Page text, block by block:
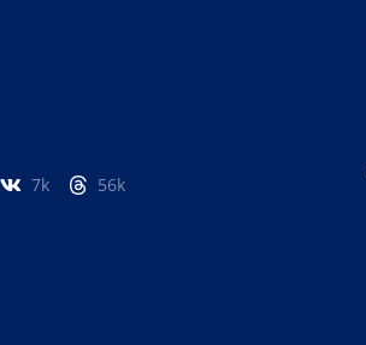
7k 56k